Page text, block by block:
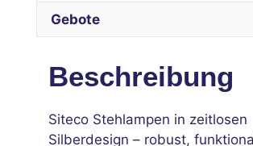
Gebote
Beschreibung
Siteco Stehlampen in zeitlosen
Silberdesign – robust,